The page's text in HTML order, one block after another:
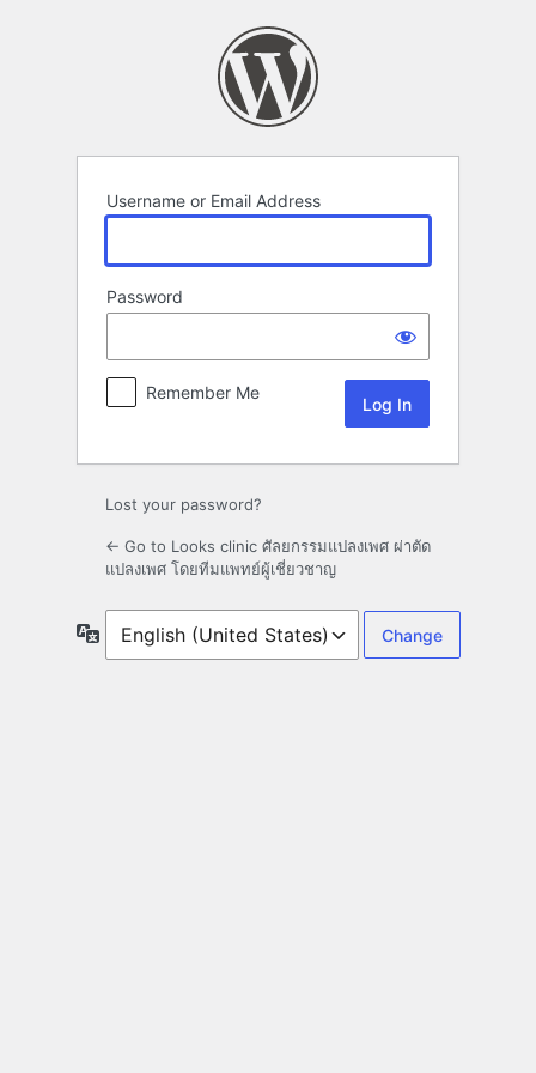
Username or Email Address
Password
Remember Me
Lost your password?
← Go to Looks clinic ศัลยกรรมแปลงเพศ ผ่าตัด
แปลงเพศ โดยทีมแพทย์ผู้เชี่ยวชาญ
Language